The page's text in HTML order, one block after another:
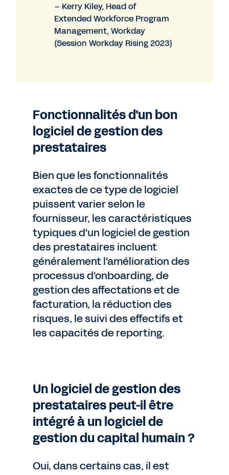
– Kerry Kiley, Head of
Extended Workforce Program
Management, Workday
(Session Workday Rising 2023)
Fonctionnalités d'un bon
logiciel de gestion des
prestataires
Bien que les fonctionnalités
exactes de ce type de logiciel
puissent varier selon le
fournisseur, les caractéristiques
typiques d'un logiciel de gestion
des prestataires incluent
généralement l'amélioration des
processus d'onboarding, de
gestion des affectations et de
facturation, la réduction des
risques, le suivi des effectifs et
les capacités de reporting.
Un logiciel de gestion des
prestataires peut-il être
intégré à un logiciel de
gestion du capital humain ?
Oui, dans certains cas, il est